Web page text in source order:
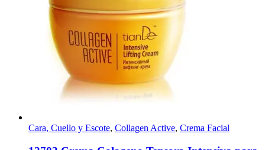
Cara, Cuello y Escote, Collagen Active, Crema Facial